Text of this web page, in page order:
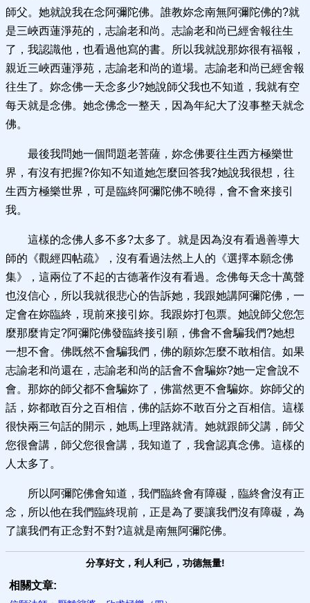
師父。她就說我在念阿彌陀佛。誰教妳念南無阿彌陀佛的?就
是三峽西蓮淨苑的，志諭老和尚。志諭老和尚已經舍報往生
了，我認識他，也看過他寫的書。所以我就說那妳很有福報，
親近三峽西蓮淨苑，志諭老和尚的道場。志諭老和尚已經舍報
往生了。妳念佛一天念多少?她說師父我也不知道，我就有空
每天就是念佛。她念佛念一整天，因為年紀大了沒事整天就念
佛。
最後我問她一個問題老菩薩，妳念佛要往生西方極樂世
界，有沒有把握?你知不知道她怎麼回答我?她說我很想，往
生西方極樂世界，可是臨終阿彌陀佛不曉得，會不會來接引
我。
這樣的念佛人多不多?太多了。就是因為沒有看過善導大
師的《觀經四帖疏》，沒有看過法然上人的《選擇本願念佛
集》，這兩位了不起的古德著作沒有看過。念佛每天念十萬聲
也沒信心，所以我就很悲心的告訴她，我跟她講阿彌陀佛，一
定會在妳臨終，現前來接引妳。我跟妳打包票。她說師父您怎
麼那麼肯定?阿彌陀佛發臨終接引願，佛會不會騙我們?她想
一想不會。佛既然不會騙我們，佛的願妳怎麼不敢相信。如果
志諭老和尚還在，志諭老和尚的話會不會騙妳?她一定會說不
會。那妳的師父都不會騙妳了，佛當然更不會騙妳。妳師父的
話，妳都敢百分之百相信，佛的話妳不敢百分之百相信。這樣
很快兩三句話的開示，她馬上理路就清。她就跟師父講，師父
您很會講，師父您很會講，我知道了，我會認真念佛。這樣的
人太多了。
所以阿彌陀佛會知道，我們臨終會有障礙，臨終會沒有正
念，所以他在我們臨終現前，正是為了要讓我們沒有障礙，為
了讓我們有正念對不對?這就是南無阿彌陀佛。
分享好文，利人利己，功德無量!
相關文章: